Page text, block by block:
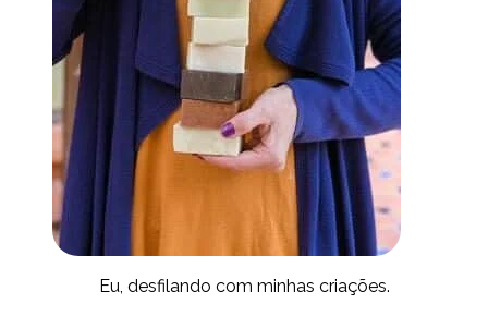
Eu, desfilando com minhas criações.